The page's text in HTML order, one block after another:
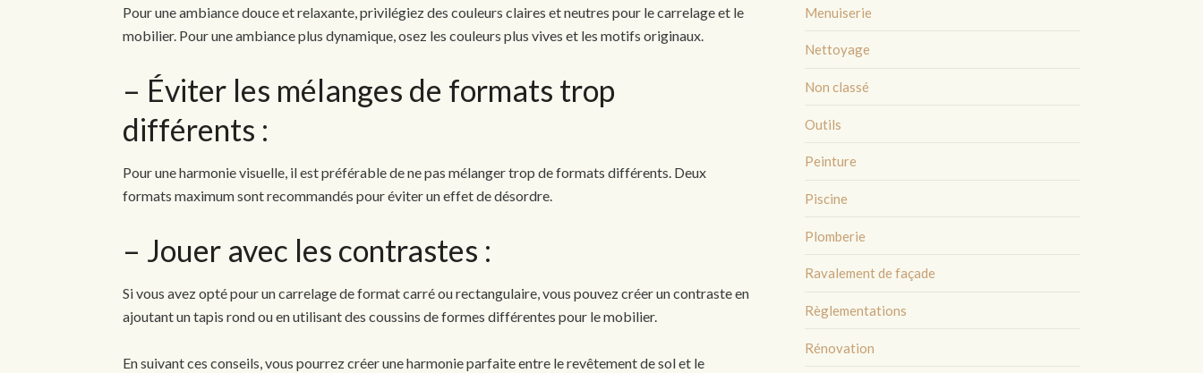
Pour une ambiance douce et relaxante, privilégiez des couleurs claires et neutres pour le carrelage et le
mobilier. Pour une ambiance plus dynamique, osez les couleurs plus vives et les motifs originaux.
– Éviter les mélanges de formats trop
différents :
Pour une harmonie visuelle, il est préférable de ne pas mélanger trop de formats différents. Deux
formats maximum sont recommandés pour éviter un effet de désordre.
– Jouer avec les contrastes :
Si vous avez opté pour un carrelage de format carré ou rectangulaire, vous pouvez créer un contraste en
ajoutant un tapis rond ou en utilisant des coussins de formes différentes pour le mobilier.
En suivant ces conseils, vous pourrez créer une harmonie parfaite entre le revêtement de sol et le
Menuiserie
Nettoyage
Non classé
Outils
Peinture
Piscine
Plomberie
Ravalement de façade
Règlementations
Rénovation